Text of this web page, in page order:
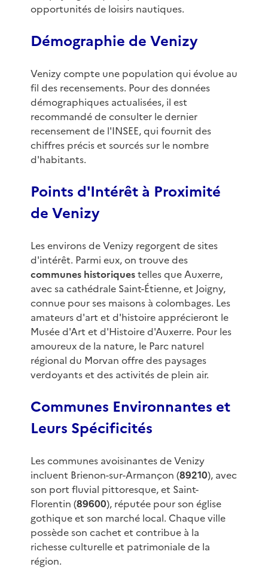
opportunités de loisirs nautiques.
Démographie de Venizy
Venizy compte une population qui évolue au
fil des recensements. Pour des données
démographiques actualisées, il est
recommandé de consulter le dernier
recensement de l'INSEE, qui fournit des
chiffres précis et sourcés sur le nombre
d'habitants.
Points d'Intérêt à Proximité
de Venizy
Les environs de Venizy regorgent de sites
d'intérêt. Parmi eux, on trouve des
communes historiquestelles que Auxerre,
avec sa cathédrale Saint-Étienne, et Joigny,
connue pour ses maisons à colombages. Les
amateurs d'art et d'histoire apprécieront le
Musée d'Art et d'Histoire d'Auxerre. Pour les
amoureux de la nature, le Parc naturel
régional du Morvan offre des paysages
verdoyants et des activités de plein air.
Communes Environnantes et
Leurs Spécificités
Les communes avoisinantes de Venizy
incluent Brienon-sur-Armançon (89210), avec
son port fluvial pittoresque, et Saint-
Florentin (89600), réputée pour son église
gothique et son marché local. Chaque ville
possède son cachet et contribue à la
richesse culturelle et patrimoniale de la
région.